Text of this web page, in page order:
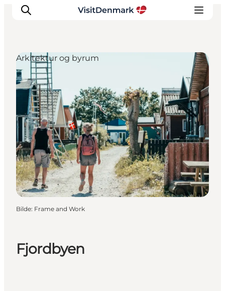
Inspirasjon
Reisemål
Aktiviteter
Overnatting
Planlegg reisen
Fjordbyen
Arkitektur og byrum
Bilde: Frame and Work